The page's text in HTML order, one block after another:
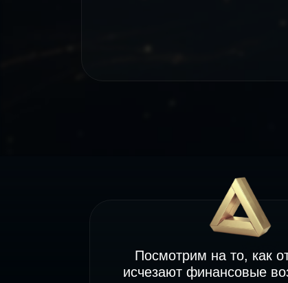
Посмотрим на то, как
исчезают финансовые